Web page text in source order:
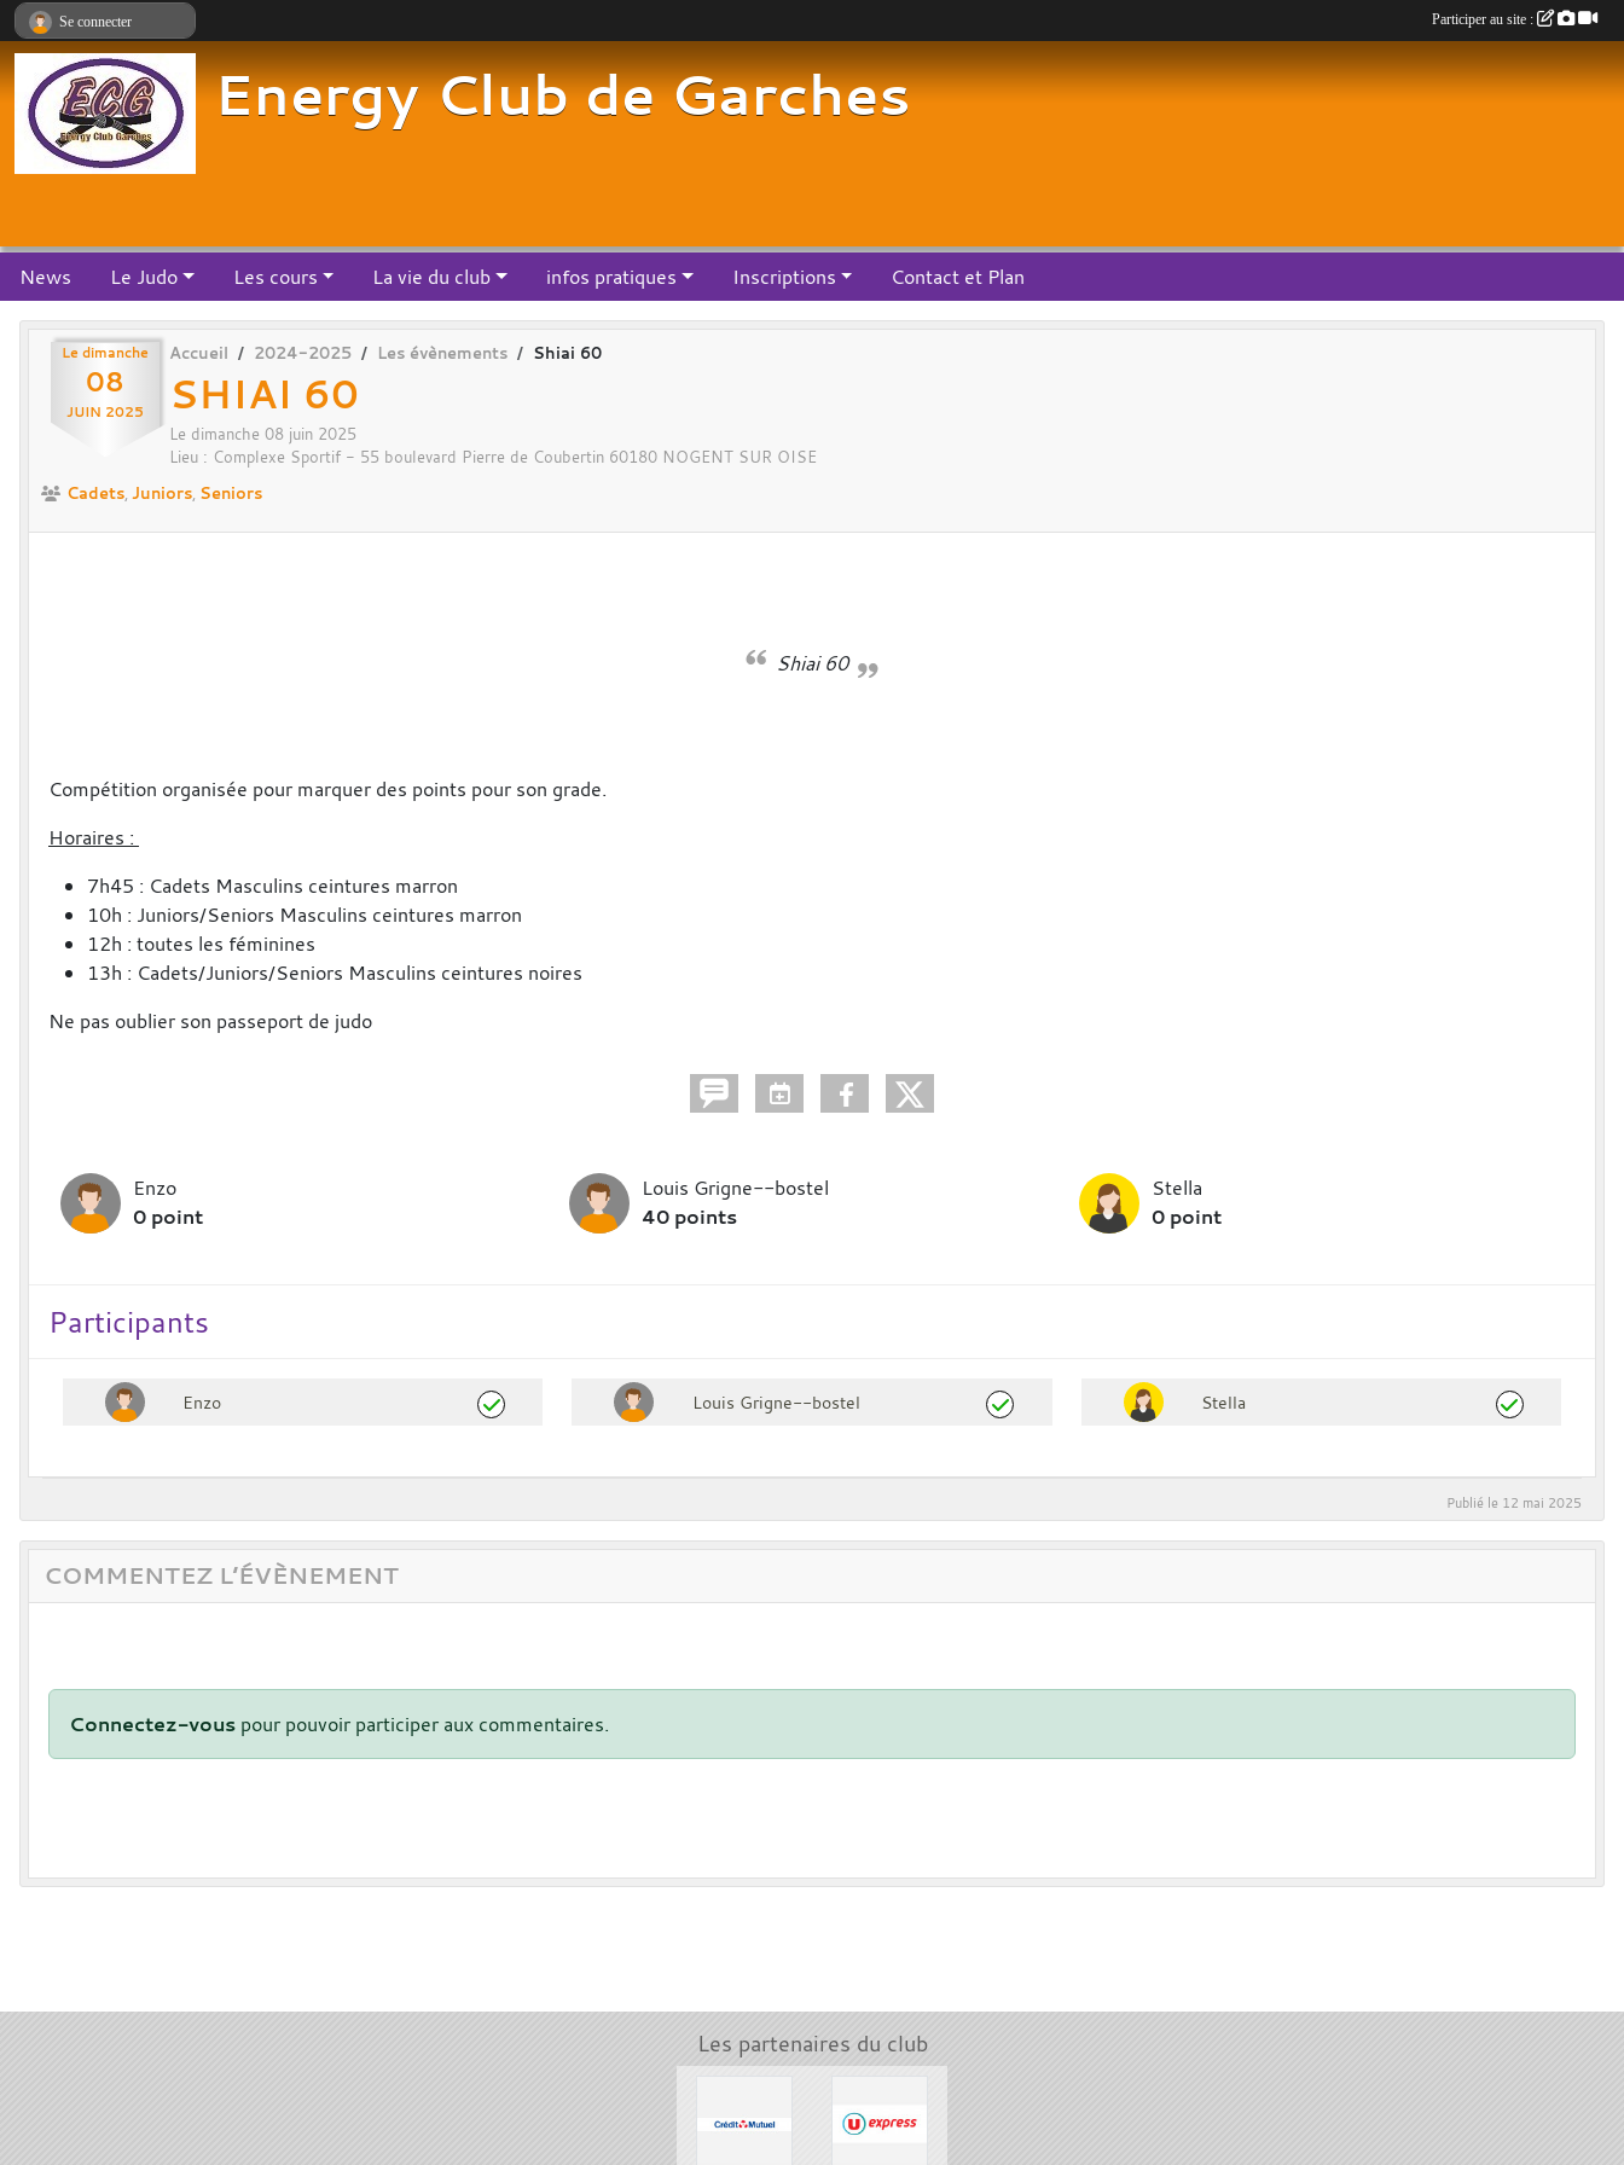
Energy Club de Garches
News Le Judo Les cours La vie du club infos pratiques Inscriptions Contact et Plan
Le dimanche
08
JUIN 2025
Accueil 2024-2025 Les évènements Shiai 60
SHIAI 60
Le dimanche 08 juin 2025
Lieu : Complexe Sportif - 55 boulevard Pierre de Coubertin 60180 NOGENT SUR OISE
Cadets Juniors Seniors
Shiai 60
Compétition organisée pour marquer des points pour son grade.
Horaires :
7h45 : Cadets Masculins ceintures marron
10h : Juniors/Seniors Masculins ceintures marron
12h : toutes les féminines
13h : Cadets/Juniors/Seniors Masculins ceintures noires
Ne pas oublier son passeport de judo
Enzo
0 point
Louis Grigne--bostel
40 points
Stella
0 point
Participants
Enzo Louis Grigne--bostel Stella
Publié le 12 mai 2025
COMMENTEZ L’ÉVÈNEMENT
Connectez-vous pour pouvoir participer aux commentaires.
Les partenaires du club
Se connecter Participer au site :
Panneau de gestion des cookies